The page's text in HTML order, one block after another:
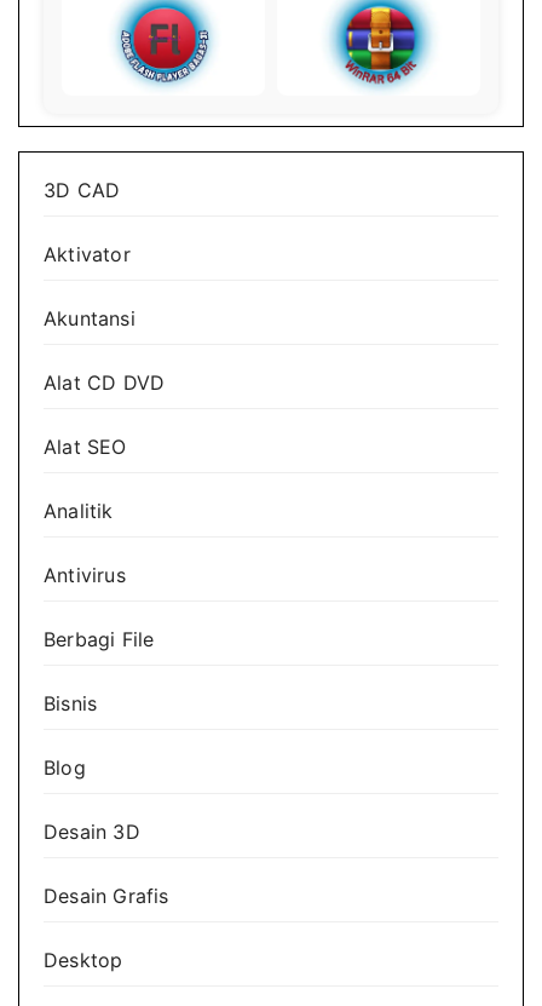
3D CAD
Aktivator
Akuntansi
Alat CD DVD
Alat SEO
Analitik
Antivirus
Berbagi File
Bisnis
Blog
Desain 3D
Desain Grafis
Desktop